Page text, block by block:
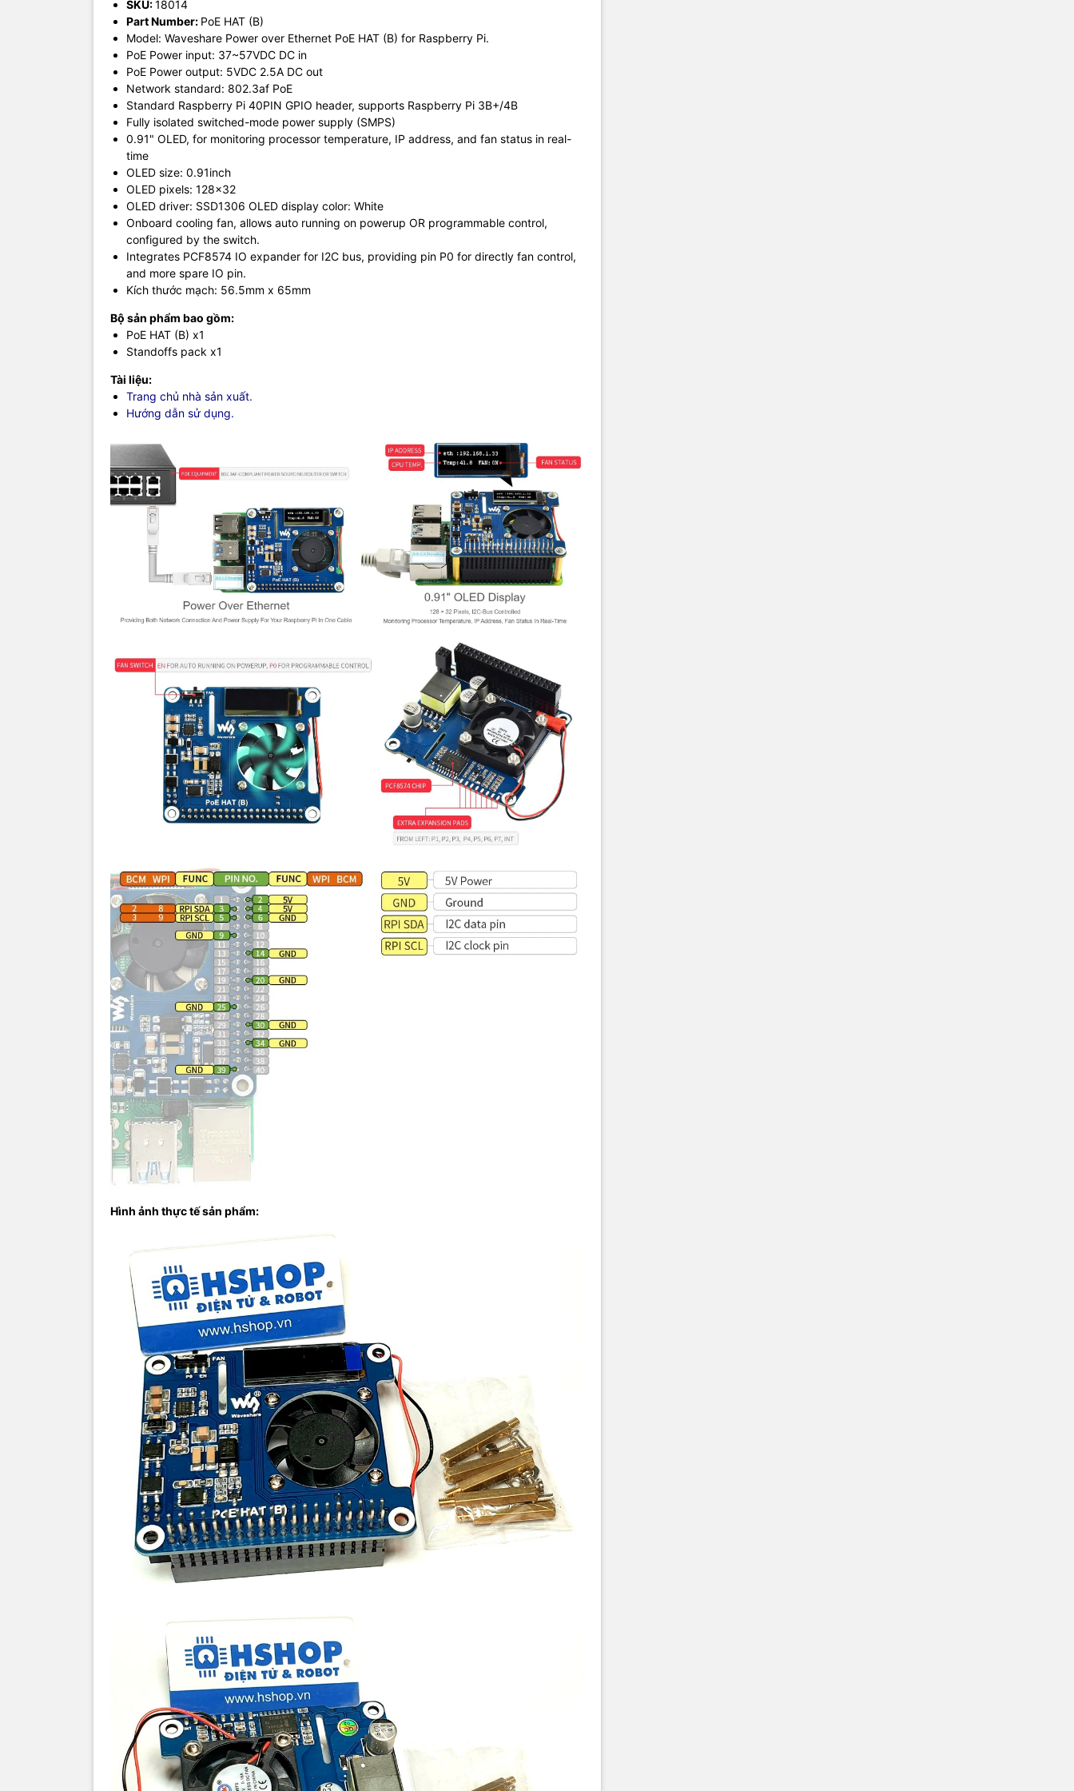
SKU:18014
Part Number: PoE HAT (B)
Model: Waveshare Power over Ethernet PoE HAT (B) for Raspberry Pi.
PoE Power input: 37~57VDC DC in
PoE Power output: 5VDC 2.5A DC out
Network standard: 802.3af PoE
Standard Raspberry Pi 40PIN GPIO header, supports Raspberry Pi 3B+/4B
Fully isolated switched-mode power supply (SMPS)
0.91" OLED, for monitoring processor temperature, IP address, and fan status in real-
time
OLED size: 0.91inch
OLED pixels: 128x32
OLED driver: SSD1306 OLED display color: White
Onboard cooling fan, allows auto running on powerup OR programmable control,
configured by the switch.
Integrates PCF8574 IO expander for I2C bus, providing pin P0 for directly fan control,
and more spare IO pin.
Kích thước mạch: 56.5mm x 65mm
Bộ sản phẩm bao gồm:
PoE HAT (B) x1
Standoffs pack x1
Tài liệu:
Trang chủ nhà sản xuất.
Hướng dẫn sử dụng.
Hình ảnh thực tế sản phẩm:
Hình ảnh thực tế sản phẩm:
Giấy chứng nhận Hshop.vn là đại lý ủy quyền chính thức của Waveshare tại Việt Nam